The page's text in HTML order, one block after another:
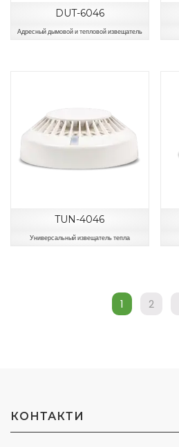
DUT-6046
Адресный дымовой и тепловой извещатель
TUN-4046
Универсальный извещатель тепла
1 2
КОНТАКТИ